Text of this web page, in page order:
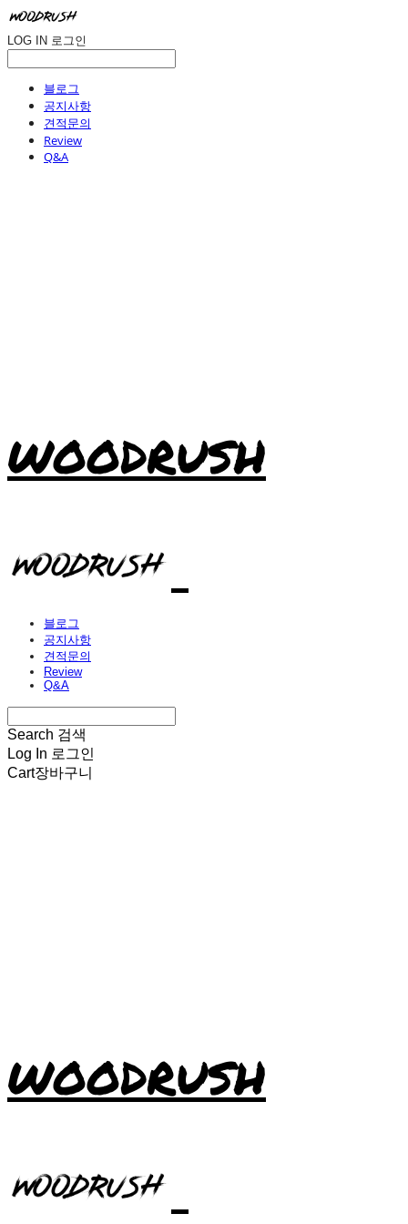
LOG IN 로그인
블로그
공지사항
견적문의
Review
Q&A
WOODRUSH
블로그
공지사항
견적문의
Review
Q&A
Search 검색
Log In 로그인
Cart장바구니
WOODRUSH